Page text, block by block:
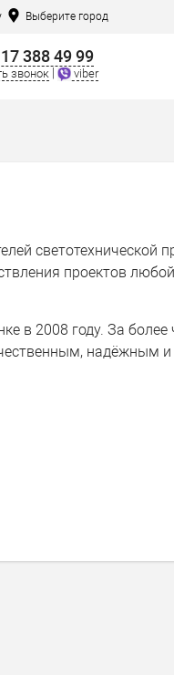
Выберите город
388 49 99
звонок viber
светотехнической
проектов
в 2008 году. За
надёжным